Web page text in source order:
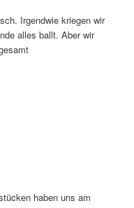
Irgendwie kriegen wir
alles ballt. Aber wir
haben uns am